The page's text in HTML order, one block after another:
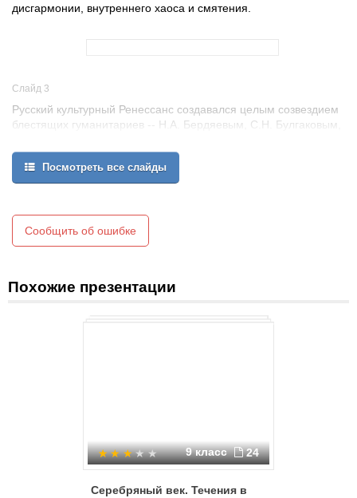
дисгармонии, внутреннего хаоса и смятения.
Слайд 3
Русский культурный Ренессанс создавался целым созвездием
блестящих гуманитариев -- Н.А. Бердяевым, С.Н. Булгаковым,
Флоренским и др. Ум, образованность, романтическая
страстность были спутниками их трудов.
Это было полное солнечного сияния творческое пространство,
самоутверждения. И хотя мы зовем это время "серебряным", а
не "золотым веком", может быть, именно оно было самой
творческой эпохой в российской истории.
Посмотреть все слайды
Сообщить об ошибке
Похожие презентации
9 класс 24
Серебряный век. Течения в